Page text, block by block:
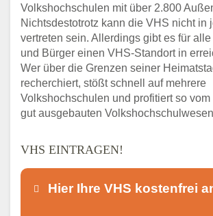
Volkshochschulen mit über 2.800
Nichtsdestotrotz kann die VHS nicht in
vertreten sein. Allerdings gibt es für
und Bürger einen VHS-Standort in
Wer über die Grenzen seiner
recherchiert, stößt schnell auf mehrere
Volkshochschulen und profitiert so
gut ausgebauten
VHS EINTRAGEN!
Hier Ihre VHS kostenfrei